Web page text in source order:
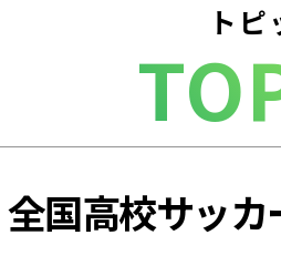
トピ
国高校サッ